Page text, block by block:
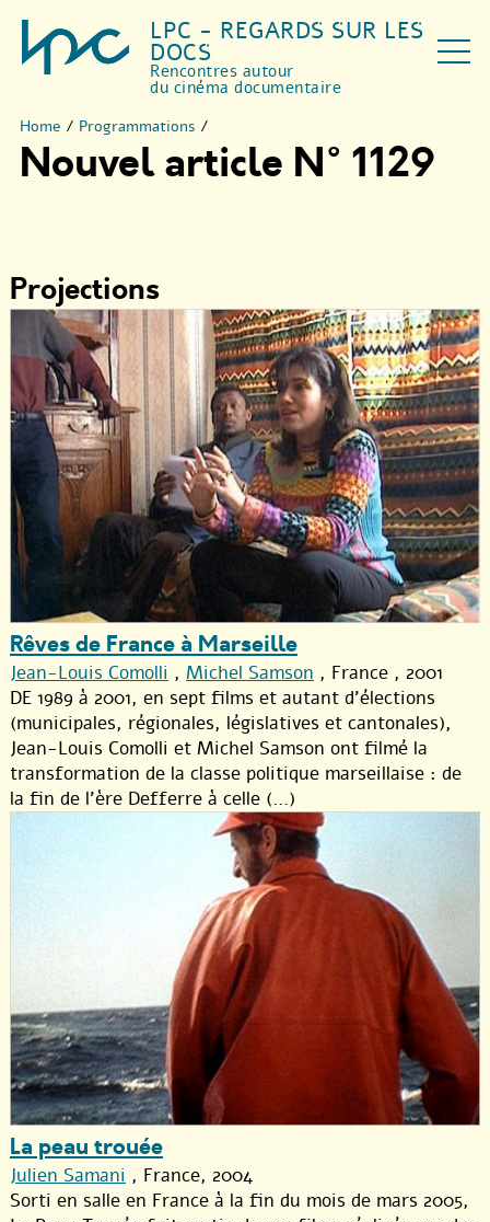
LPC - REGARDS SUR LES
DOCS
Rencontres autour
du cinéma documentaire
Home / Programmations /
Nouvel article N° 1129
Projections
Rêves de France à Marseille
Jean-Louis Comolli , Michel Samson , France , 2001
DE 1989 à 2001, en sept films et autant d’élections
(municipales, régionales, législatives et cantonales),
Jean-Louis Comolli et Michel Samson ont filmé la
transformation de la classe politique marseillaise : de
la fin de l’ère Defferre à celle (...)
La peau trouée
Julien Samani , France, 2004
Sorti en salle en France à la fin du mois de mars 2005,